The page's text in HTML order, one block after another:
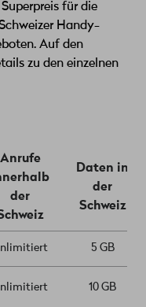
für die
Handy-
Auf den
zu den einzelnen
Anrufe
der
Daten in
der
Schweiz
5 GB
10 GB